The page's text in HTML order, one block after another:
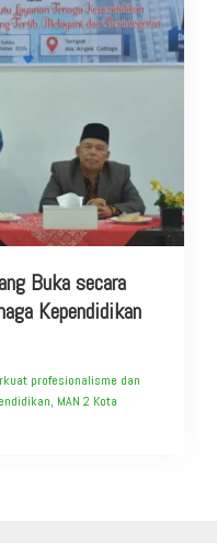
Buka secara
Kependidikan
profesionalisme dan
MAN 2 Kota